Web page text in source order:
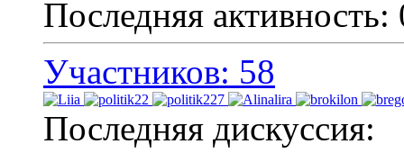
Последняя
Участников: 58
Последняя дискуссия: